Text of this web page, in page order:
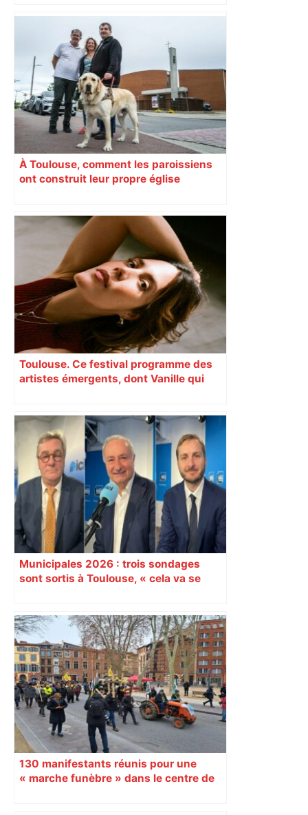
À Toulouse, comment les paroissiens
ont construit leur propre église
Toulouse. Ce festival programme des
artistes émergents, dont Vanille qui
Municipales 2026 : trois sondages
sont sortis à Toulouse, « cela va se
130 manifestants réunis pour une
« marche funèbre » dans le centre de